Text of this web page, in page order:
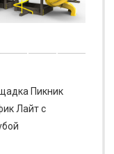
Пикник
Лайт с